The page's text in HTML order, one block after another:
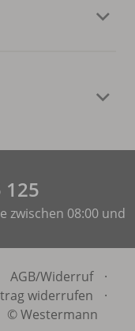
125
zwischen 08:00 und
AGB/Widerruf
·
widerrufen
·
© Westermann